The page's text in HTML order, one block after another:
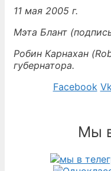
11 мая 2005 г.
Мэта Блант
Робин Карнахан
губернатора.
Facebook
Мы